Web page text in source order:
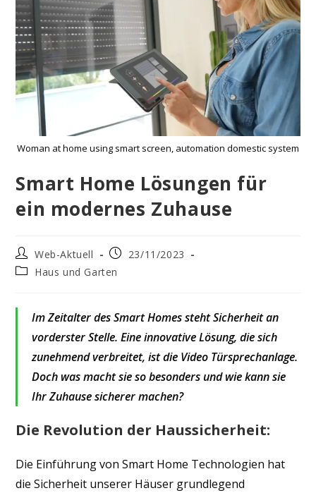
Woman at home using smart screen, automation domestic system
Smart Home Lösungen für
ein modernes Zuhause
Beitrags-
Autor:
Web-Aktuell
Beitrag23/11/2023
Beitrags-
Haus und Garten
Im Zeitalter des Smart Homes steht Sicherheit an
vorderster Stelle. Eine innovative Lösung, die sich
zunehmend verbreitet, ist die Video Türsprechanlage.
Doch was macht sie so besonders und wie kann sie
Ihr Zuhause sicherer machen?
Die Revolution der Haussicherheit:
Die Einführung von Smart Home Technologien hat
die Sicherheit unserer Häuser grundlegend